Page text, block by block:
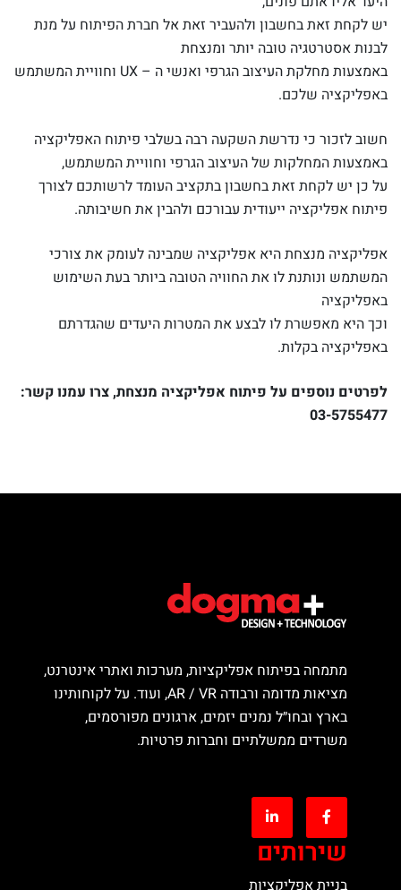
יש לקחת זאת בחשבון ולהעביר זאת אל חברת הפיתוח על מנת
לבנות אסטרטגיה טובה יותר ומנצחת
באמצעות מחלקת העיצוב הגרפי ואנשי ה – UX וחוויית המשתמש
באפליקציה שלכם.
חשוב לזכור כי נדרשת השקעה רבה בשלבי פיתוח האפליקציה
באמצעות המחלקות של העיצוב הגרפי וחוויית המשתמש,
על כן יש לקחת זאת בחשבון בתקציב העומד לרשותכם לצורך
פיתוח אפליקציה ייעודית עבורכם ולהבין את חשיבותה.
אפליקציה מנצחת היא אפליקציה שמבינה לעומק את צורכי
המשתמש ונותנת לו את החוויה הטובה ביותר בעת השימוש
באפליקציה
וכך היא מאפשרת לו לבצע את המטרות היעדים שהגדרתם
באפליקציה בקלות.
לפרטים נוספים על פיתוח אפליקציה מנצחת, צרו עמנו קשר:
03-5755477
מתמחה בפיתוח אפליקציות, מערכות ואתרי אינטרנט,
מציאות מדומה ורבודה AR / VR, ועוד. על לקוחותינו
בארץ ובחו״ל נמנים יזמים, ארגונים מפורסמים,
משרדים ממשלתיים וחברות פרטיות.
שירותים
בניית אפליקציות